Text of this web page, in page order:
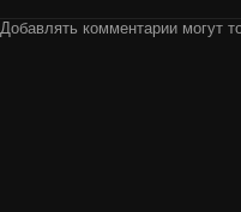
Добавлять комментарии могут